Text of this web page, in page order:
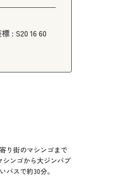
: S20 16 60
り街のマシンゴまで
シンゴから大ジンバブ
バスで約30分。